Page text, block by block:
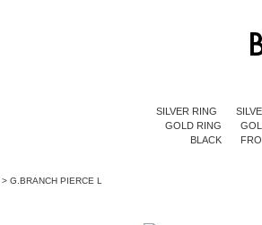
SILVER RING
GOLD RING
BLACK
> G.BRANCH PIERCE L